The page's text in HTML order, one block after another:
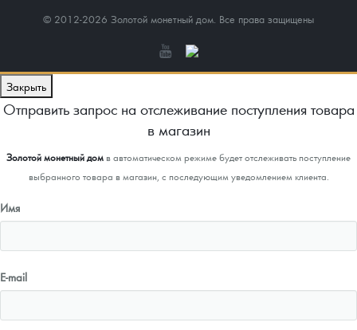
© 2012-2026 Золотой монетный дом. Все права защищены
Закрыть
Отправить запрос на отслеживание поступления товара
в магазин
Золотой монетный домв автоматическом режиме будет отслеживать поступление
выбранного товара в магазин, с последующим уведомлением клиента.
Имя
E-mail